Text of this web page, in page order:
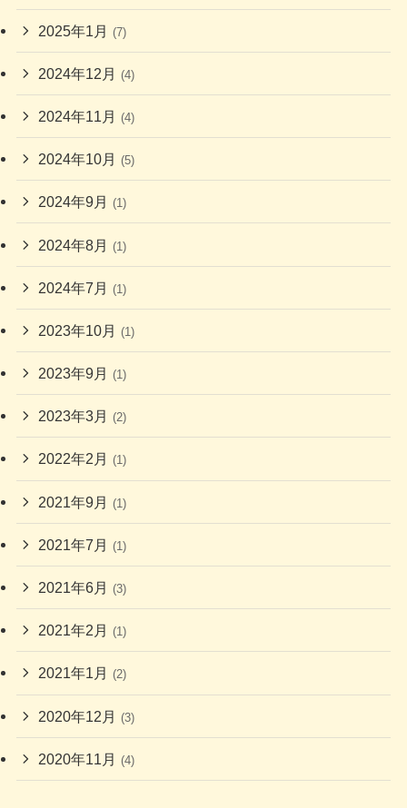
2025年1月 (7)
2024年12月 (4)
2024年11月 (4)
2024年10月 (5)
2024年9月 (1)
2024年8月 (1)
2024年7月 (1)
2023年10月 (1)
2023年9月 (1)
2023年3月 (2)
2022年2月 (1)
2021年9月 (1)
2021年7月 (1)
2021年6月 (3)
2021年2月 (1)
2021年1月 (2)
2020年12月 (3)
2020年11月 (4)